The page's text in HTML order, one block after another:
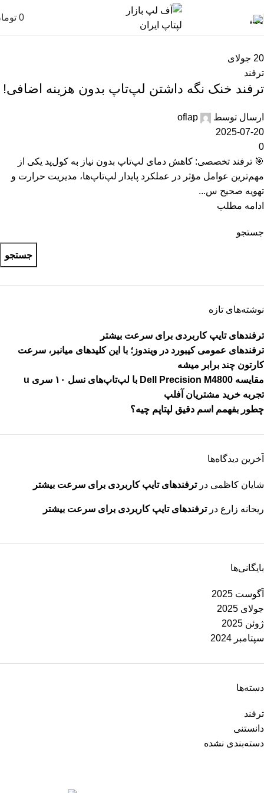
0
20 جولای
ترفند
ترفند خنک نگه داشتن لپ‌تاپ بدون هزینه اضافی!
ارسال توسط
oflap
2025-07-20
0
🎯 ترفند تخصصی: کاهش دمای لپ‌تاپ بدون نیاز به کول‌پد یکی از
مهم‌ترین عوامل مؤثر در عملکرد پایدار لپ‌تاپ‌ها، مدیریت حرارت و
تهویه صحیح س...
ادامه مطلب
جستجو
جستجو
نوشته‌های تازه
ترفندهای تایپ کاربردی برای سرعت بیشتر
ترفندهای عمومی کیبورد در ویندوز؛ با این کلیدهای میانبر، سرعت
کارتون چند برابر میشه
مقایسه Dell Precision M4800 با لپ‌تاپ‌های نسل ۱۰ سری u
تجربه خرید مشتریان آفلپ
چطور بفهمم اسم دقیق لپتاپم چیه؟
آخرین دیدگاه‌ها
شایان کاظمی درترفندهای تایپ کاربردی برای سرعت بیشتر
ریحانه زارع درترفندهای تایپ کاربردی برای سرعت بیشتر
بایگانی‌ها
آگوست 2025
جولای 2025
ژوئن 2025
سپتامبر 2024
دسته‌ها
ترفند
دانستنی
دسته‌بندی نشده